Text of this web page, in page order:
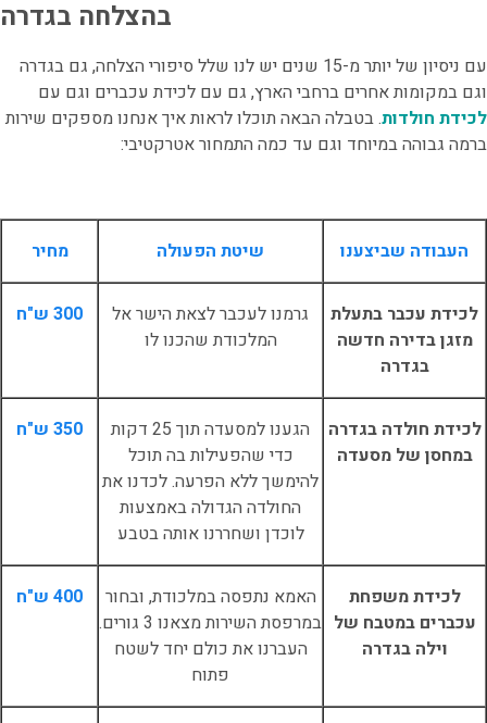
בהצלחה בגדרה
עם ניסיון של יותר מ-15 שנים יש לנו שלל סיפורי הצלחה, גם בגדרה
וגם במקומות אחרים ברחבי הארץ, גם עם לכידת עכברים וגם עם
לכידת חולדות. בטבלה הבאה תוכלו לראות איך אנחנו מספקים שירות
ברמה גבוהה במיוחד וגם עד כמה התמחור אטרקטיבי:
העבודה שביצענו שיטת הפעולה מחיר
לכידת עכבר בתעלת
מזגן בדירה חדשה
בגדרה
גרמנו לעכבר לצאת הישר אל
המלכודת שהכנו לו
300 ש"ח
לכידת חולדה בגדרה
במחסן של מסעדה
הגענו למסעדה תוך 25 דקות
כדי שהפעילות בה תוכל
להימשך ללא הפרעה. לכדנו את
החולדה הגדולה באמצעות
לוכדן ושחררנו אותה בטבע
350 ש"ח
לכידת משפחת
עכברים במטבח של
וילה בגדרה
האמא נתפסה במלכודת, ובחור
במרפסת השירות מצאנו 3 גורים.
העברנו את כולם יחד לשטח
פתוח
400 ש"ח